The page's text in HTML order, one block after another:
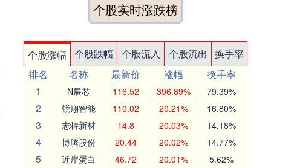
个股实时涨跌榜
个股涨幅 个股跌幅 个股流入 个股流出
换手率
排名
名称 最新价 涨幅
换手率
1
N展芯 116.52 396.89% 79.39%
2 锐翔智能 110.02 20.21% 16.80%
3 志特新材 14.8 20.03% 14.18%
4 博腾股份 20.44 20.02% 14.77%
5 近岸蛋白 46.72 20.01% 5.62%